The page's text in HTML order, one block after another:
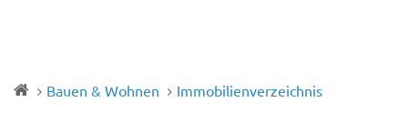
Bauen & Wohnen Immobilienverzeichnis